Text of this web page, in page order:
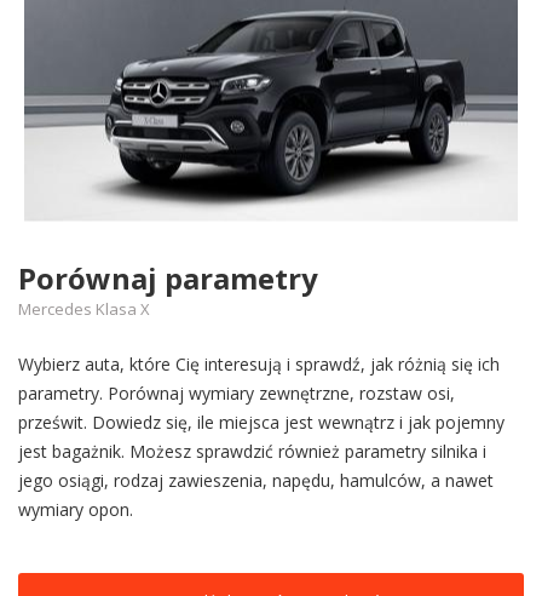
Porównaj parametry
Mercedes Klasa X
Wybierz auta, które Cię interesują i sprawdź, jak różnią się ich
parametry. Porównaj wymiary zewnętrzne, rozstaw osi,
prześwit. Dowiedz się, ile miejsca jest wewnątrz i jak pojemny
jest bagażnik. Możesz sprawdzić również parametry silnika i
jego osiągi, rodzaj zawieszenia, napędu, hamulców, a nawet
wymiary opon.